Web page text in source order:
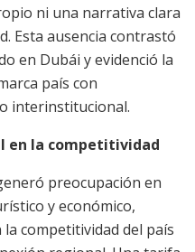
ni una narrativa clara
Esta ausencia contrastó
en Dubái y evidenció la
país con
interinstitucional.
en la competitividad
preocupación en
y económico,
competitividad del país